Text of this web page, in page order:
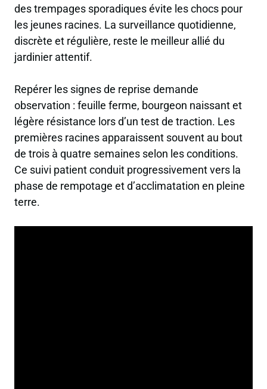
des trempages sporadiques évite les chocs pour
les jeunes racines. La surveillance quotidienne,
discrète et régulière, reste le meilleur allié du
jardinier attentif.
Repérer les signes de reprise demande
observation : feuille ferme, bourgeon naissant et
légère résistance lors d’un test de traction. Les
premières racines apparaissent souvent au bout
de trois à quatre semaines selon les conditions.
Ce suivi patient conduit progressivement vers la
phase de rempotage et d’acclimatation en pleine
terre.